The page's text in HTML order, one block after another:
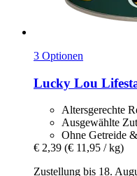
3 Optionen
Lucky Lou
Altersgerechte
Ausgewählte
Ohne Getreide
€ 2,39 (€ 11,95 / kg)
Zustellung bis 18.